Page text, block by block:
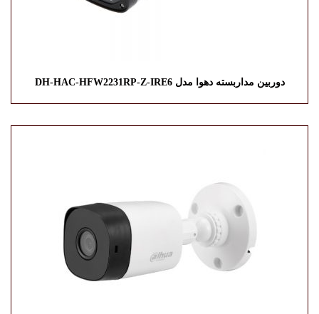
دوربین مداربسته دهوا مدل DH-HAC-HFW2231RP-Z-IRE6